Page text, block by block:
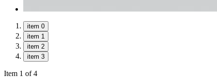
item 0
item 1
item 2
item 3
Item 1 of 4